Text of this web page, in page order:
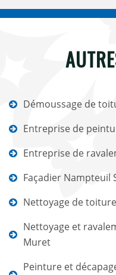
Démoussage de
Entreprise de
Entreprise de
Façadier Nampteuil
Nettoyage de
Nettoyage et
Muret
Peinture et